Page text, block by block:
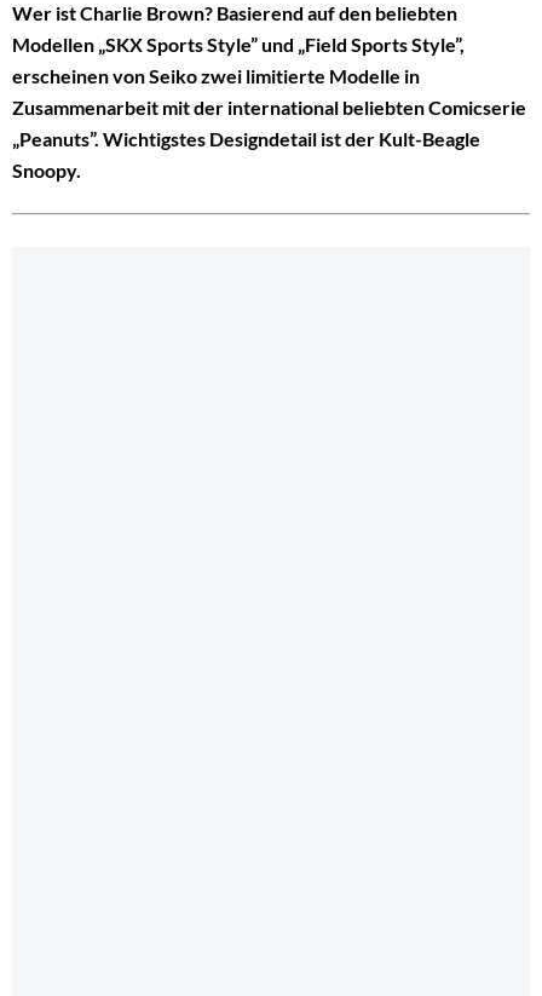
Wer ist Charlie Brown? Basierend auf den beliebten
Modellen „SKX Sports Style” und „Field Sports Style”,
erscheinen von Seiko zwei limitierte Modelle in
Zusammenarbeit mit der international beliebten Comicserie
„Peanuts”. Wichtigstes Designdetail ist der Kult-Beagle
Snoopy.